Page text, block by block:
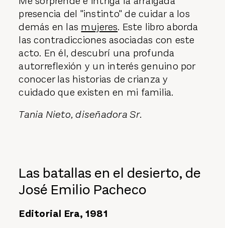
presencia del "instinto" de cuidar a los
demás en las mujeres. Este libro aborda
las contradicciones asociadas con este
acto. En él, descubrí una profunda
autorreflexión y un interés genuino por
conocer las historias de crianza y
cuidado que existen en mi familia.
Tania Nieto, diseñadora Sr.
Las batallas en el desierto, de
José Emilio Pacheco
Editorial Era, 1981